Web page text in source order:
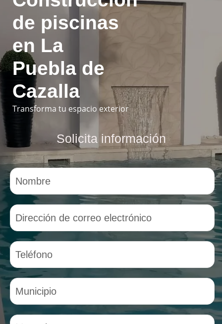
de piscinas
en La
Puebla de
Cazalla
Transforma tu espacio exterior
Solicita información